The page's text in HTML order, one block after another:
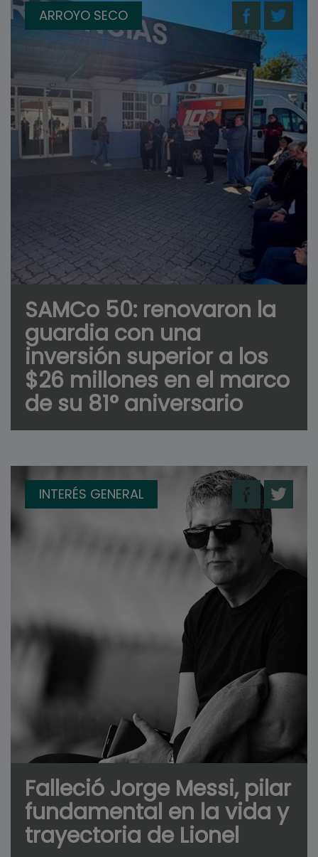
ARROYO SECO
SAMCo 50: renovaron la
guardia con una
inversión superior a los
$26 millones en el marco
de su 81° aniversario
INTERÉS GENERAL
Falleció Jorge Messi, pilar
fundamental en la vida y
trayectoria de Lionel